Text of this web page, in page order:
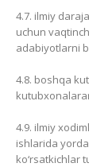
4.7. ilmiy
uchun
adabiyotlarni
4.8. boshqa
4.9. ilmiy
ishlarida
ko‘rsatkichlar